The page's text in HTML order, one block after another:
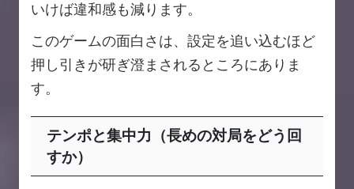
いけば違和感も減ります。
このゲームの面白さは、設定を追い込むほど
押し引きが研ぎ澄まされるところにありま
す。
テンポと集中力（長めの対局をどう回
すか）